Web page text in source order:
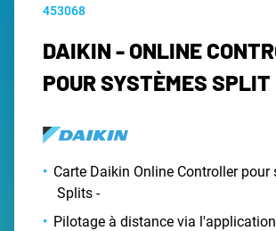
453068
DAIKIN - ONLINE
POUR SYSTÈMES SPLIT
Carte Daikin Online Controller pour
Splits -
Pilotage à distance via